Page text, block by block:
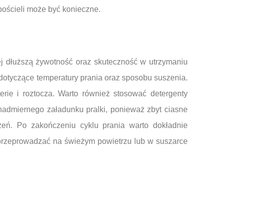
może być konieczne.
żywotność oraz skuteczność w utrzymaniu
temperatury prania oraz sposobu suszenia.
i roztocza. Warto również stosować detergenty
załadunku pralki, ponieważ zbyt ciasne
Po zakończeniu cyklu prania warto dokładnie
na świeżym powietrzu lub w suszarce